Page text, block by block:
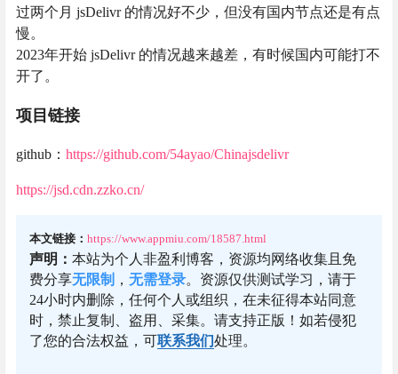
过两个月 jsDelivr 的情况好不少，但没有国内节点还是有点
慢。
2023年开始 jsDelivr 的情况越来越差，有时候国内可能打不
开了。
项目链接
github： https://github.com/54ayao/Chinajsdelivr
https://jsd.cdn.zzko.cn/
本文链接： https://www.appmiu.com/18587.html
声明： 本站为个人非盈利博客，资源均网络收集且免
费分享无限制 ， 无需登录。资源仅供测试学习，请于
24小时内删除，任何个人或组织，在未征得本站同意
时，禁止复制、盗用、采集。请支持正版！如若侵犯
了您的合法权益，可联系我们处理。